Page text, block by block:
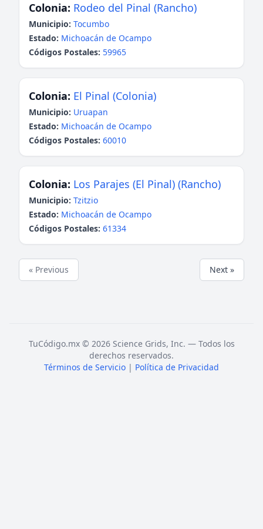
Colonia: Rodeo del Pinal (Rancho)
Municipio: Tocumbo
Estado: Michoacán de Ocampo
Códigos Postales: 59965
Colonia: El Pinal (Colonia)
Municipio: Uruapan
Estado: Michoacán de Ocampo
Códigos Postales: 60010
Colonia: Los Parajes (El Pinal) (Rancho)
Municipio: Tzitzio
Estado: Michoacán de Ocampo
Códigos Postales: 61334
« Previous Next »
TuCódigo.mx © 2026 Science Grids, Inc. — Todos los
derechos reservados.
Términos de Servicio | Política de Privacidad